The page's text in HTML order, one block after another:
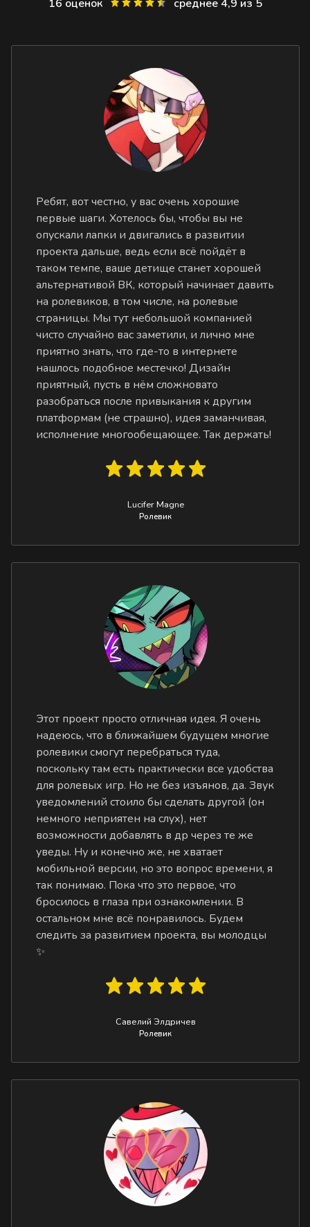
16 оценок среднее 4,9 из 5
Ребят, вот честно, у вас очень хорошие
первые шаги. Хотелось бы, чтобы вы не
опускали лапки и двигались в развитии
проекта дальше, ведь если всё пойдёт в
таком темпе, ваше детище станет хорошей
альтернативой ВК, который начинает давить
на ролевиков, в том числе, на ролевые
страницы. Мы тут небольшой компанией
чисто случайно вас заметили, и лично мне
приятно знать, что где-то в интернете
нашлось подобное местечко! Дизайн
приятный, пусть в нём сложновато
разобраться после привыкания к другим
платформам (не страшно), идея заманчивая,
исполнение многообещающее. Так держать!
Lucifer Magne
Ролевик
Этот проект просто отличная идея. Я очень
надеюсь, что в ближайшем будущем многие
ролевики смогут перебраться туда,
поскольку там есть практически все удобства
для ролевых игр. Но не без изъянов, да. Звук
уведомлений стоило бы сделать другой (он
немного неприятен на слух), нет
возможности добавлять в др через те же
уведы. Ну и конечно же, не хватает
мобильной версии, но это вопрос времени, я
так понимаю. Пока что это первое, что
бросилось в глаза при ознакомлении. В
остальном мне всё понравилось. Будем
следить за развитием проекта, вы молодцы
✨
Савелий Элдричев
Ролевик